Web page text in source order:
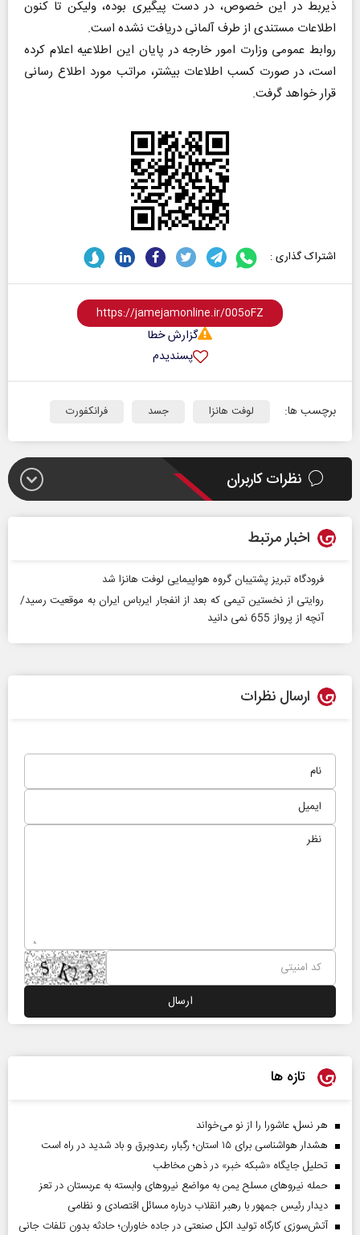
ذیربط در این خصوص، در دست پیگیری بوده، ولیکن تا کنون
اطلاعات مستندی از طرف آلمانی دریافت نشده است.
روابط عمومی وزارت امور خارجه در پایان این اطلاعیه اعلام کرده
است، در صورت کسب اطلاعات بیشتر، مراتب مورد اطلاع رسانی
قرار خواهد گرفت.
اشتراک گذاری :
گزارش خطا
پسندیدم
برچسب ها: لوفت هانزا جسد فرانکفورت
نظرات کاربران
اخبار مرتبط
فرودگاه تبریز پشتیبان گروه هواپیمایی لوفت هانزا شد
روایتی از نخستین تیمی که بعد از انفجار ایرباس ایران به موقعیت رسید/
آنچه از پرواز 655 نمی دانید
ارسال نظرات
تازه ها
هر نسل، عاشورا را از نو می‌خواند
هشدار هواشناسی برای ۱۵ استان؛ رگبار، رعدوبرق و باد شدید در راه است
تحلیل جایگاه «شبکه خبر» در ذهن مخاطب
حمله نیروهای مسلح یمن به مواضع نیروهای وابسته به عربستان در تعز
دیدار رئیس‌ جمهور با رهبر انقلاب درباره مسائل اقتصادی و نظامی
آتش‌سوزی کارگاه تولید الکل صنعتی در جاده خاوران؛ حادثه بدون تلفات جانی